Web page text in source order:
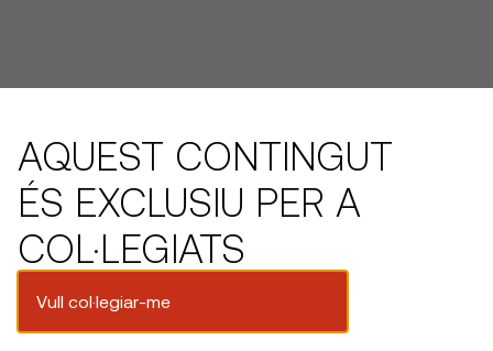
AQUEST CONTINGUT
ÉS EXCLUSIU PER A
COL·LEGIATS
Vull col·legiar-me